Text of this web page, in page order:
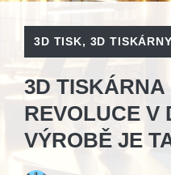
3D TISK, 3D TISKÁRNY
3D TISKÁRNA
REVOLUCE V
VÝROBĚ JE